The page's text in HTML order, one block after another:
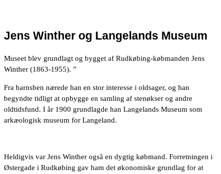
Jens Winther og Langelands Museum
Museet blev grundlagt og bygget af Rudkøbing-købmanden Jens
Winther (1863-1955). ”
Fra barnsben nærede han en stor interesse i oldsager, og han
begyndte tidligt at opbygge en samling af stenøkser og andre
oldtidsfund. I år 1900 grundlagde han Langelands Museum som
arkæologisk museum for Langeland.
Heldigvis var Jens Winther også en dygtig købmand. Forretningen i
Østergade i Rudkøbing gav ham det økonomiske grundlag for at